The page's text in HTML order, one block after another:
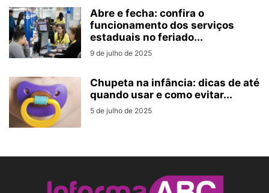
Abre e fecha: confira o
funcionamento dos serviços
estaduais no feriado...
9 de julho de 2025
Chupeta na infância: dicas de até
quando usar e como evitar...
5 de julho de 2025